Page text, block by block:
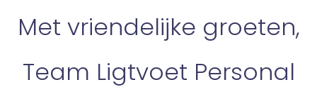
Met vriendelijke groeten,
Team Ligtvoet Personal